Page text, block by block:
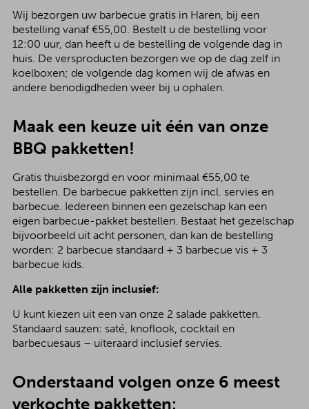
Wij bezorgen uw barbecue gratis in Haren, bij een
bestelling vanaf €55,00. Bestelt u de bestelling voor
12:00 uur, dan heeft u de bestelling de volgende dag in
huis. De versproducten bezorgen we op de dag zelf in
koelboxen; de volgende dag komen wij de afwas en
andere benodigdheden weer bij u ophalen.
Maak een keuze uit één van onze
BBQ pakketten!
Gratis thuisbezorgd en voor minimaal €55,00 te
bestellen. De barbecue pakketten zijn incl. servies en
barbecue. Iedereen binnen een gezelschap kan een
eigen barbecue-pakket bestellen. Bestaat het gezelschap
bijvoorbeeld uit acht personen, dan kan de bestelling
worden: 2 barbecue standaard + 3 barbecue vis + 3
barbecue kids.
Alle pakketten zijn inclusief:
U kunt kiezen uit een van onze 2 salade pakketten.
Standaard sauzen: saté, knoflook, cocktail en
barbecuesaus – uiteraard inclusief servies.
Onderstaand volgen onze 6 meest
verkochte pakketten: